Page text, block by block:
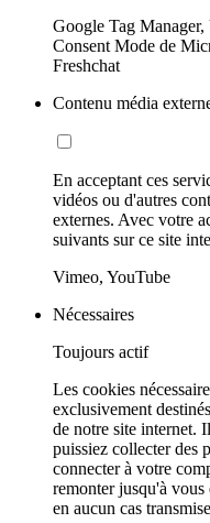
Google Tag
Consent Mode de
Freshchat
Contenu média
En acceptant ces
vidéos ou d'autres
externes. Avec votre
suivants sur ce site
Vimeo, YouTube
Nécessaires
Toujours actif
Les cookies
exclusivement
de notre site internet.
puissiez collecter des
connecter à votre
remonter jusqu'à vous
en aucun cas